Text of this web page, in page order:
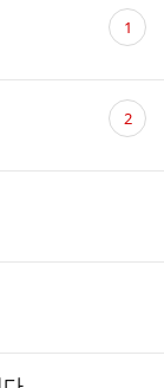
댓
글 1
댓
글 2